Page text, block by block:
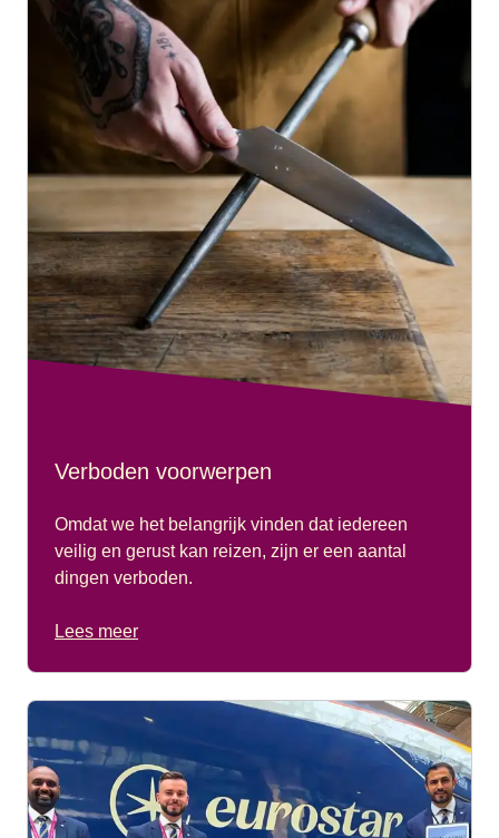
Elke trein die vertrekt vanuit Londen tussen 08:01 (trein
9008) en 15:31 (trein 9036)
Parijs Gare Du Nord naar Londen St Pancras
Elke trein die vertrekt vanuit Parijs tussen 11:13 (trein
9023) en 18:13 (trein 9051)
Londen St Pancras naar Brussel
Treinen die vertrekken om 09:01 (trein 9116), 13:01 (trein
9132) en 17:04 (trein 9142). Alleen op zaterdag, treinen die
vertrekken om 10:01 (trein 9120) en 12:01 (trein 9130).
Brussel naar Londen St Pancras
Maandag t/m zaterdag treinen die vertrekken om 07:56
Maandag t/m vrijdag treinen die vertrekken om 10:56 (trein
Op zaterdag en zondag treinen om 08:52 (trein 9117),
Alleen op zaterdag: treinen die om 09:52 uur vertrekken
(trein 9121).
Alleen op zondag: treinen die om 11:56 uur vertrekken
Verboden voorwerpen
Omdat we het belangrijk vinden dat iedereen
veilig en gerust kan reizen, zijn er een aantal
dingen verboden.
Lees meer